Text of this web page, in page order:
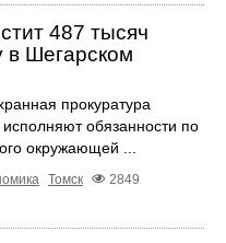
487 тысяч
Шегарском
прокуратура
исполняют обязанности по
окружающей ...
Томск
2849